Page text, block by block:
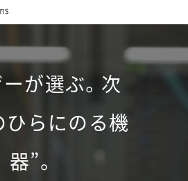
が選ぶ。次
ひらにのる機
器”。